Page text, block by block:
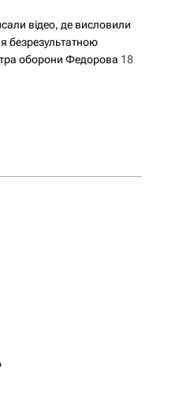
відео, де висловили
безрезультатною
оборони Федорова 18